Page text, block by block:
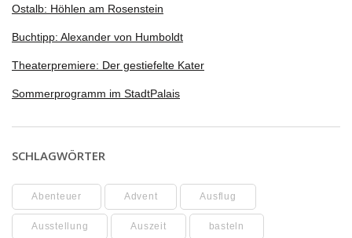
Ostalb: Höhlen am Rosenstein
Buchtipp: Alexander von Humboldt
Theaterpremiere: Der gestiefelte Kater
Sommerprogramm im StadtPalais
SCHLAGWÖRTER
Abenteuer Advent Ausflug
Ausstellung Auszeit basteln